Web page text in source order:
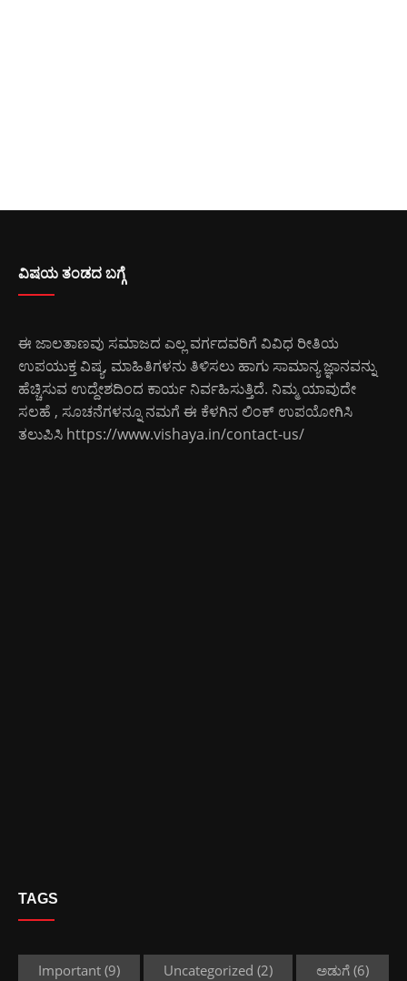
ವಿಷಯ ತಂಡದ ಬಗ್ಗೆ
ಈ ಜಾಲತಾಣವು ಸಮಾಜದ ಎಲ್ಲ ವರ್ಗದವರಿಗೆ ವಿವಿಧ ರೀತಿಯ
ಉಪಯುಕ್ತ ವಿಷ್ಯ, ಮಾಹಿತಿಗಳನು ತಿಳಿಸಲು ಹಾಗು ಸಾಮಾನ್ಯ ಜ್ಞಾನವನ್ನು
ಹೆಚ್ಚಿಸುವ ಉದ್ದೇಶದಿಂದ ಕಾರ್ಯ ನಿರ್ವಹಿಸುತ್ತಿದೆ. ನಿಮ್ಮ ಯಾವುದೇ
ಸಲಹೆ , ಸೂಚನೆಗಳನ್ನೂ ನಮಗೆ ಈ ಕೆಳಗಿನ ಲಿಂಕ್ ಉಪಯೋಗಿಸಿ
ತಲುಪಿಸಿ https://www.vishaya.in/contact-us/
TAGS
Important (9) Uncategorized (2) ಅಡುಗೆ (6)